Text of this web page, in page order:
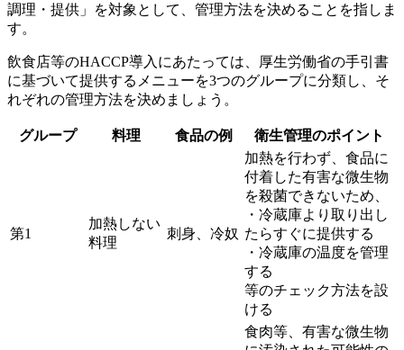
調理・提供」を対象として、管理方法を決めることを指しま
す。
飲食店等のHACCP導入にあたっては、厚生労働省の手引書
に基づいて提供するメニューを3つのグループに分類し、そ
れぞれの管理方法を決めましょう。
グループ 料理 食品の例 衛生管理のポイント
第1
加熱しない
料理
刺身、冷奴
加熱を行わず、食品に
付着した有害な微生物
を殺菌できないため、
・冷蔵庫より取り出し
たらすぐに提供する
・冷蔵庫の温度を管理
する
等のチェック方法を設
ける
食肉等、有害な微生物